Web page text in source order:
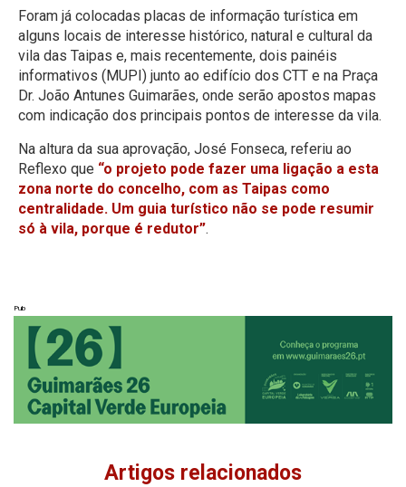
Foram já colocadas placas de informação turística em
alguns locais de interesse histórico, natural e cultural da
vila das Taipas e, mais recentemente, dois painéis
informativos (MUPI) junto ao edifício dos CTT e na Praça
Dr. João Antunes Guimarães, onde serão apostos mapas
com indicação dos principais pontos de interesse da vila.
Na altura da sua aprovação, José Fonseca, referiu ao
Reflexo que “o projeto pode fazer uma ligação a esta
zona norte do concelho, com as Taipas como
centralidade. Um guia turístico não se pode resumir
só à vila, porque é redutor”.
Pub
Artigos relacionados